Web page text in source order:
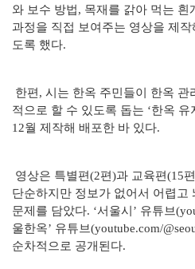
와 보수 방법, 목재를 갉아 먹는 흰
과정을 직접 보여주는 영상을 제
도록 했다.
한편, 시는 한옥 주민들이 한옥 관
적으로 할 수 있도록 돕는 ‘한옥 유
12월 제작해 배포한 바 있다.
영상은 특별편(2편)과 교육편(15
단순하지만 정보가 없어서 어렵고
문제를 담았다. ‘서울시’ 유튜브
울한옥’ 유튜브(youtube.com/
순차적으로 공개된다.